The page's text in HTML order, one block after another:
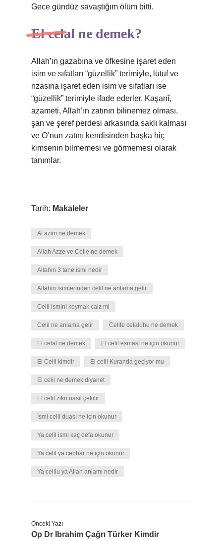
Gece gündüz savaştığım ölüm bitti.
El celal ne demek?
Allah’ın gazabına ve öfkesine işaret eden
isim ve sıfatları “güzellik” terimiyle, lütuf ve
rızasına işaret eden isim ve sıfatları ise
“güzellik” terimiyle ifade ederler. Kaşanî,
azameti, Allah’ın zatının bilinemez olması,
şan ve şeref perdesi arkasında saklı kalması
ve O’nun zatını kendisinden başka hiç
kimsenin bilmemesi ve görmemesi olarak
tanımlar.
Tarih: Makaleler
Al azim ne demek
Allah Azze ve Celle ne demek
Allahın 3 tane ismi nedir
Allahın isimlerinden celil ne anlama gelir
Celil ismini koymak caiz mi
Celil ne anlama gelir Celile celaluhu ne demek
El celal ne demek El celil esması ne için okunur
El Celil kimdir El celil Kuranda geçiyor mu
El celil ne demek diyanet
El celil zikri nasıl çekilir
İsmi celil duası ne için okunur
Ya celil ismi kaç defa okunur
Ya celil ya cebbar ne için okunur
Ya celilu ya Allah anlamı nedir
Önceki Yazı
Op Dr Ibrahim Çağrı Türker Kimdir